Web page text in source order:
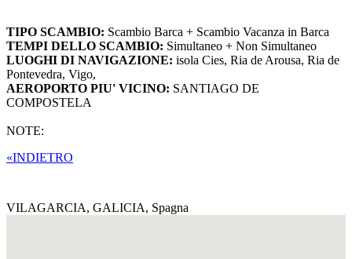
TIPO SCAMBIO: Scambio Barca + Scambio Vacanza in Barca
TEMPI DELLO SCAMBIO: Simultaneo + Non Simultaneo
LUOGHI DI NAVIGAZIONE: isola Cies, Ria de Arousa, Ria de
Pontevedra, Vigo,
AEROPORTO PIU' VICINO: SANTIAGO DE
COMPOSTELA
NOTE:
«INDIETRO
VILAGARCIA, GALICIA, Spagna